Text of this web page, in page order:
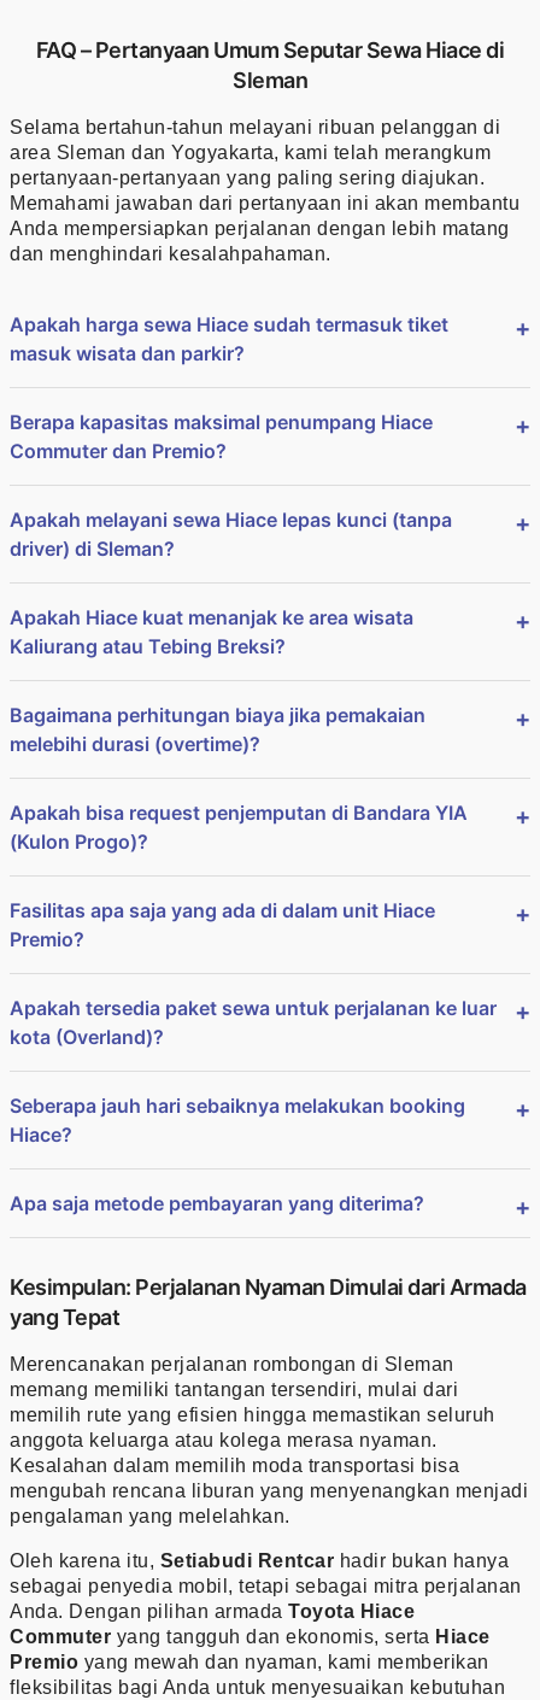
FAQ – Pertanyaan Umum Seputar Sewa Hiace di
Sleman
Selama bertahun-tahun melayani ribuan pelanggan di
area Sleman dan Yogyakarta, kami telah merangkum
pertanyaan-pertanyaan yang paling sering diajukan.
Memahami jawaban dari pertanyaan ini akan membantu
Anda mempersiapkan perjalanan dengan lebih matang
dan menghindari kesalahpahaman.
Apakah harga sewa Hiace sudah termasuk tiket
masuk wisata dan parkir?
Berapa kapasitas maksimal penumpang Hiace
Commuter dan Premio?
Apakah melayani sewa Hiace lepas kunci (tanpa
driver) di Sleman?
Apakah Hiace kuat menanjak ke area wisata
Kaliurang atau Tebing Breksi?
Bagaimana perhitungan biaya jika pemakaian
melebihi durasi (overtime)?
Apakah bisa request penjemputan di Bandara YIA
(Kulon Progo)?
Fasilitas apa saja yang ada di dalam unit Hiace
Premio?
Apakah tersedia paket sewa untuk perjalanan ke luar
kota (Overland)?
Seberapa jauh hari sebaiknya melakukan booking
Hiace?
Apa saja metode pembayaran yang diterima?
Kesimpulan: Perjalanan Nyaman Dimulai dari Armada
yang Tepat
Merencanakan perjalanan rombongan di Sleman
memang memiliki tantangan tersendiri, mulai dari
memilih rute yang efisien hingga memastikan seluruh
anggota keluarga atau kolega merasa nyaman.
Kesalahan dalam memilih moda transportasi bisa
mengubah rencana liburan yang menyenangkan menjadi
pengalaman yang melelahkan.
Oleh karena itu, Setiabudi Rentcar hadir bukan hanya
sebagai penyedia mobil, tetapi sebagai mitra perjalanan
Anda. Dengan pilihan armada Toyota Hiace
Commuter yang tangguh dan ekonomis, serta Hiace
Premio yang mewah dan nyaman, kami memberikan
fleksibilitas bagi Anda untuk menyesuaikan kebutuhan